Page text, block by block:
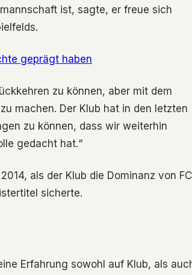
ist, sagte, er freue sich
geprägt haben
zu können, aber mit dem
machen. Der Klub hat in den letzten
zu können, dass wir weiterhin
gedacht hat.“
als der Klub die Dominanz von FC
sicherte.
Erfahrung sowohl auf Klub, als